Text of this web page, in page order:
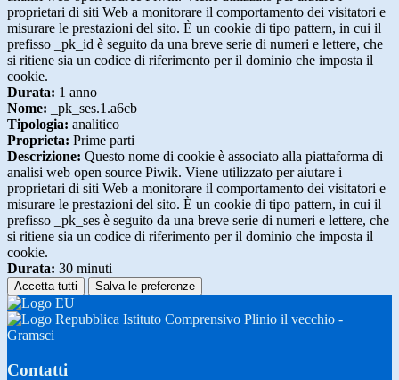
proprietari di siti Web a monitorare il comportamento dei visitatori e
misurare le prestazioni del sito. È un cookie di tipo pattern, in cui il
prefisso _pk_id è seguito da una breve serie di numeri e lettere, che
si ritiene sia un codice di riferimento per il dominio che imposta il
cookie.
Durata: 1 anno
Nome: _pk_ses.1.a6cb
Tipologia: analitico
Proprieta: Prime parti
Descrizione: Questo nome di cookie è associato alla piattaforma di
analisi web open source Piwik. Viene utilizzato per aiutare i
proprietari di siti Web a monitorare il comportamento dei visitatori e
misurare le prestazioni del sito. È un cookie di tipo pattern, in cui il
prefisso _pk_ses è seguito da una breve serie di numeri e lettere, che
si ritiene sia un codice di riferimento per il dominio che imposta il
cookie.
Durata: 30 minuti
Accetta tutti Salva le preferenze
Istituto Comprensivo Plinio il vecchio -
Gramsci
Contatti